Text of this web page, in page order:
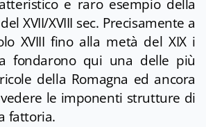
e raro esempio della
XVII/XVIII sec. Precisamente a
XVIII fino alla metà del XIX i
fondarono qui una delle più
della Romagna ed ancora
vedere le imponenti strutture di
fattoria.